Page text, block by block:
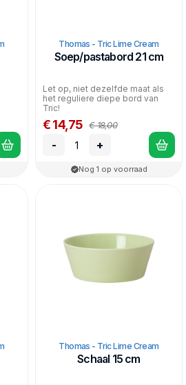
Thomas - Tric Lime Cream
Soep/pastabord 21 cm
Let op, niet dezelfde maat als
het reguliere diepe bord van
Tric!
€ 14,75 € 18,00
- +
Nog 1 op voorraad
Thomas - Tric Lime Cream
Schaal 15 cm